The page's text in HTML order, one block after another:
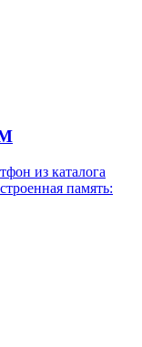
из каталога
память: